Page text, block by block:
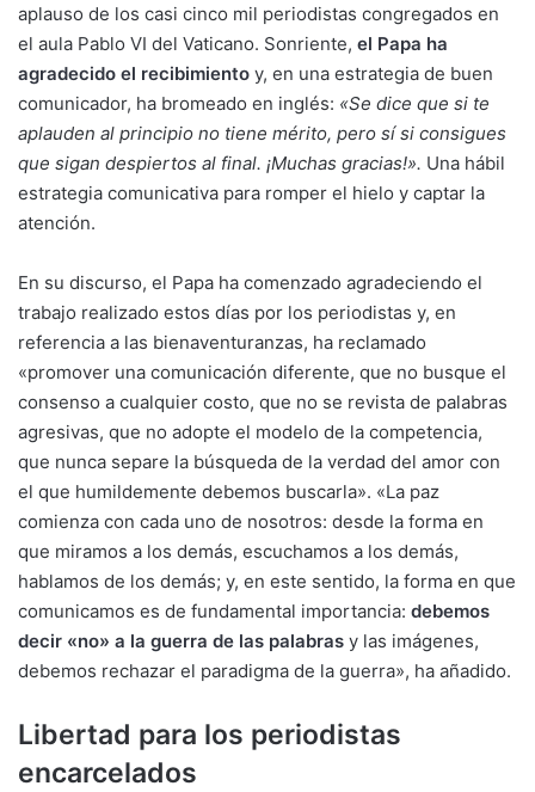
aplauso de los casi cinco mil periodistas congregados en
el aula Pablo VI del Vaticano. Sonriente, el Papa ha
agradecido el recibimiento y, en una estrategia de buen
comunicador, ha bromeado en inglés: «Se dice que si te
aplauden al principio no tiene mérito, pero sí si consigues
que sigan despiertos al final. ¡Muchas gracias!». Una hábil
estrategia comunicativa para romper el hielo y captar la
atención.
En su discurso, el Papa ha comenzado agradeciendo el
trabajo realizado estos días por los periodistas y, en
referencia a las bienaventuranzas, ha reclamado
«promover una comunicación diferente, que no busque el
consenso a cualquier costo, que no se revista de palabras
agresivas, que no adopte el modelo de la competencia,
que nunca separe la búsqueda de la verdad del amor con
el que humildemente debemos buscarla». «La paz
comienza con cada uno de nosotros: desde la forma en
que miramos a los demás, escuchamos a los demás,
hablamos de los demás; y, en este sentido, la forma en que
comunicamos es de fundamental importancia: debemos
decir «no» a la guerra de las palabras y las imágenes,
debemos rechazar el paradigma de la guerra», ha añadido.
Libertad para los periodistas
encarcelados